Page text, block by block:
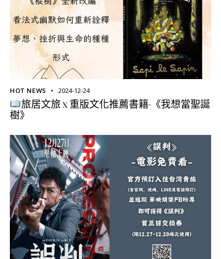
HOT NEWS 2024-12-24
旅居文旅 x 重版文化推薦書籍-《我想當聖誕
樹》